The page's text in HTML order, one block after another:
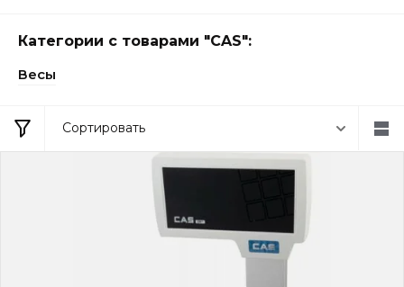
Категории с товарами "CAS":
Весы
Сортировать